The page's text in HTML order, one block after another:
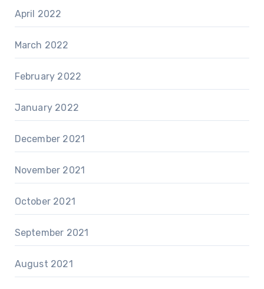
April 2022
March 2022
February 2022
January 2022
December 2021
November 2021
October 2021
September 2021
August 2021